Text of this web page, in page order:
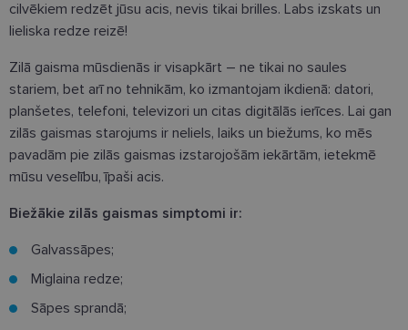
cilvēkiem redzēt jūsu acis, nevis tikai brilles. Labs izskats un
lieliska redze reizē!
Zilā gaisma mūsdienās ir visapkārt – ne tikai no saules
stariem, bet arī no tehnikām, ko izmantojam ikdienā: datori,
planšetes, telefoni, televizori un citas digitālās ierīces. Lai gan
zilās gaismas starojums ir neliels, laiks un biežums, ko mēs
pavadām pie zilās gaismas izstarojošām iekārtām, ietekmē
mūsu veselību, īpaši acis.
Biežākie zilās gaismas simptomi ir:
Galvassāpes;
Miglaina redze;
Sāpes sprandā;